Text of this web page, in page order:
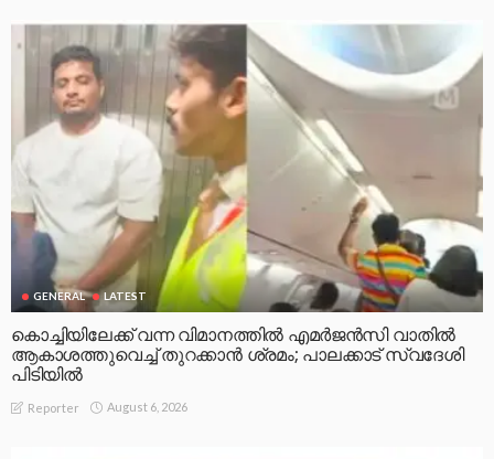
GENERAL LATEST
കൊച്ചിയിലേക്ക് വന്ന വിമാനത്തിൽ എമർജൻസി വാതിൽ
ആകാശത്തുവെച്ച് തുറക്കാൻ ശ്രമം; പാലക്കാട് സ്വദേശി
പിടിയിൽ
Reporter August 6, 2026